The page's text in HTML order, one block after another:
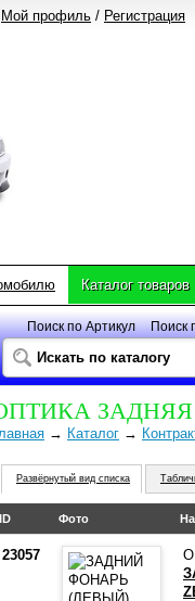
Мой профиль / Регистрация
Каталог товаров
Поиск по Артикул Поиск
ЗАДНЯЯ
→ Каталог →
Развёрнутый вид списка
ID Фото
23057